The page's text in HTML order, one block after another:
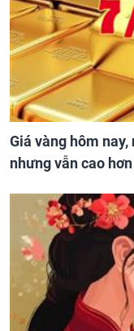
Giá vàng hôm
nhưng vẫn cao